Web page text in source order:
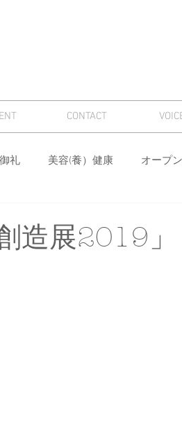
CONTACT
御礼 美容(養）健康 オープ
造展2019」